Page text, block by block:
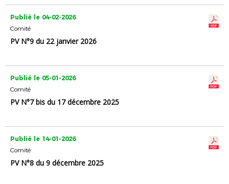
Publié le 04-02-2026
Comité
PV N°9 du 22 janvier 2026
Publié le 05-01-2026
Comité
PV N°7 bis du 17 décembre 2025
Publié le 14-01-2026
Comité
PV N°8 du 9 décembre 2025